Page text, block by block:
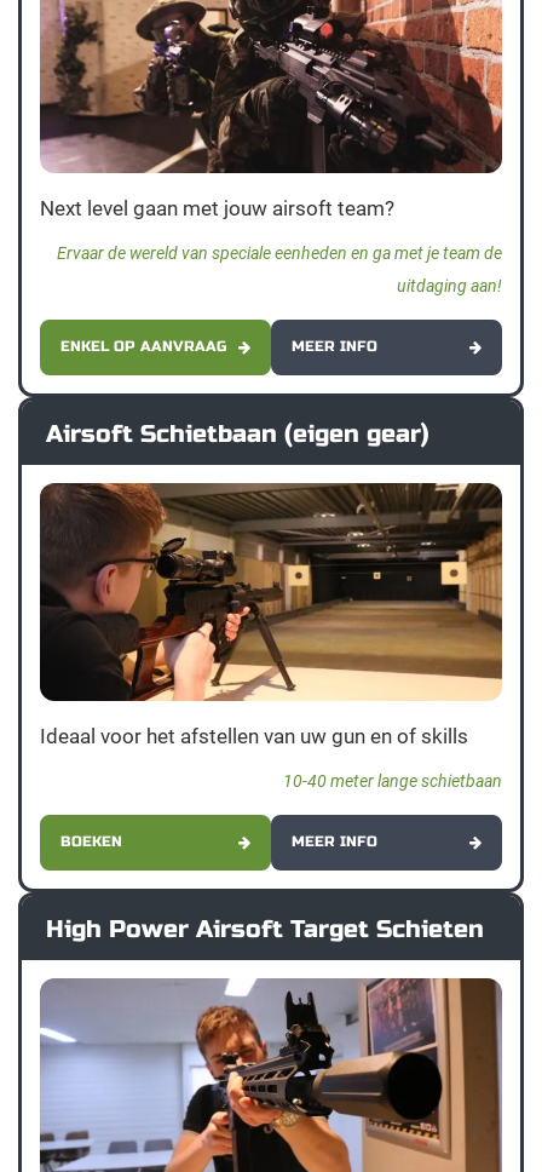
Next level gaan met jouw airsoft team?
Ervaar de wereld van speciale eenheden en ga met je team de
uitdaging aan!
ENKEL OP AANVRAAG MEER INFO
Airsoft Schietbaan (eigen gear)
Ideaal voor het afstellen van uw gun en of skills
10-40 meter lange schietbaan
BOEKEN MEER INFO
High Power Airsoft Target Schieten